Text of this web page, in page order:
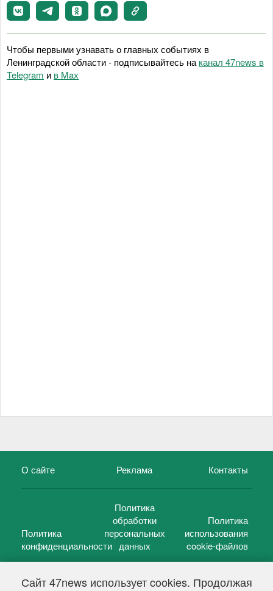
Сайт 47news использует cookies. Продолжая
Чтобы первыми узнавать о главных событиях в
Ленинградской области - подписывайтесь на канал 47news в
Telegram и в Maх
О сайте Реклама Контакты
Политика
конфиденциальности
Политика
обработки
персональных
данных
Политика
использования
cookie-файлов